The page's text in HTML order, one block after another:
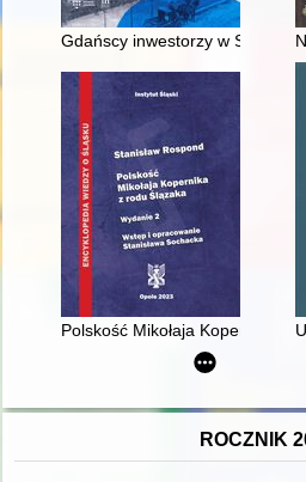
Gdańscy inwestorzy w Sopocie
Polskość Mikołaja Kopernika z
ROCZNIK